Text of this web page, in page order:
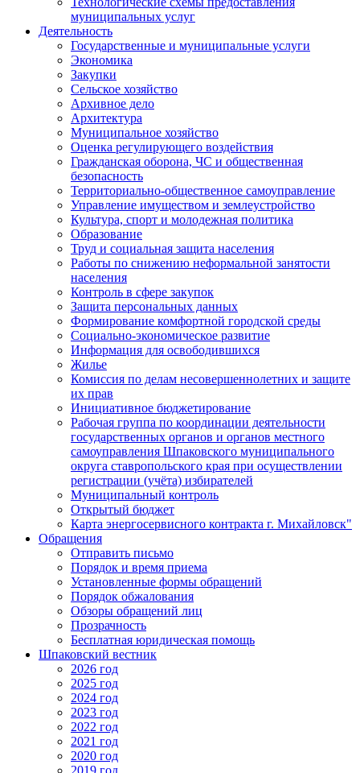
муниципальных услуг
Деятельность
Государственные и муниципальные услуги
Экономика
Закупки
Сельское хозяйство
Архивное дело
Архитектура
Муниципальное хозяйство
Оценка регулирующего воздействия
Гражданская оборона, ЧС и общественная
безопасность
Территориально-общественное самоуправление
Управление имуществом и землеустройство
Культура, спорт и молодежная политика
Образование
Труд и социальная защита населения
Работы по снижению неформальной занятости
населения
Контроль в сфере закупок
Защита персональных данных
Формирование комфортной городской среды
Социально-экономическое развитие
Информация для освободившихся
Жилье
Комиссия по делам несовершеннолетних и защите
их прав
Инициативное бюджетирование
Рабочая группа по координации деятельности
государственных органов и органов местного
самоуправления Шпаковского муниципального
округа ставропольского края при осуществлении
регистрации (учёта) избирателей
Муниципальный контроль
Открытый бюджет
Карта энергосервисного контракта г. Михайловск"
Обращения
Отправить письмо
Порядок и время приема
Установленные формы обращений
Порядок обжалования
Обзоры обращений лиц
Прозрачность
Бесплатная юридическая помощь
Шпаковский вестник
2026 год
2025 год
2024 год
2023 год
2022 год
2021 год
2020 год